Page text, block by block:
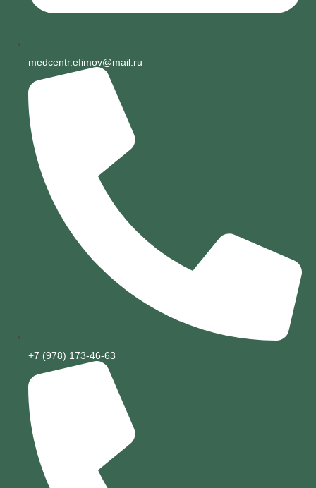
medcentr.efimov@mail.ru
+7 (978) 173-46-63